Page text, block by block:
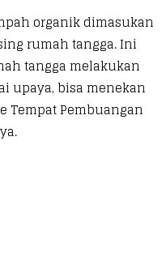
organik dimasukan
rumah tangga. Ini
tangga melakukan
upaya, bisa menekan
Tempat Pembuangan